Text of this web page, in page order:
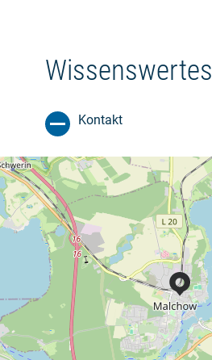
Wissenswertes
Kontakt